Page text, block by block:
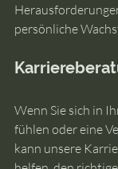
persönliche
Wenn Sie sich in
fühlen oder eine
kann unsere